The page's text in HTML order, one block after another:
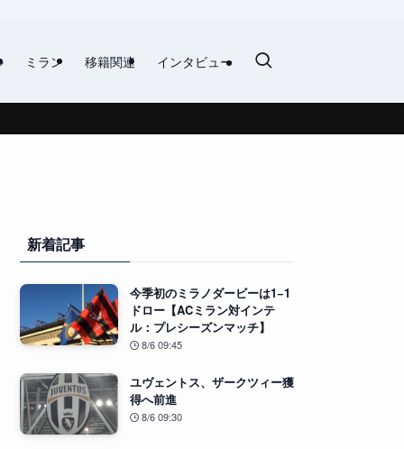
ミラン 移籍関連 インタビュー
新着記事
今季初のミラノダービーは1−1
ドロー【ACミラン対インテ
ル：プレシーズンマッチ】
8/6 09:45
ユヴェントス、ザークツィー獲
得へ前進
8/6 09:30